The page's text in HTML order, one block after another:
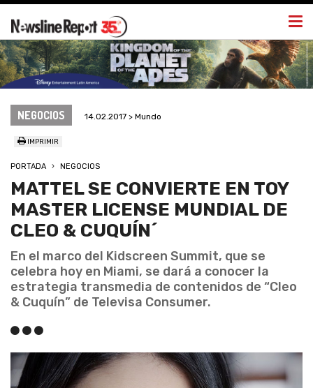
NEGOCIOS 14.02.2017 > Mundo
IMPRIMIR
PORTADA NEGOCIOS
MATTEL SE CONVIERTE EN TOY
MASTER LICENSE MUNDIAL DE
CLEO & CUQUÍN´
En el marco del Kidscreen Summit, que se
celebra hoy en Miami, se dará a conocer la
estrategia transmedia de contenidos de “Cleo
& Cuquín” de Televisa Consumer.